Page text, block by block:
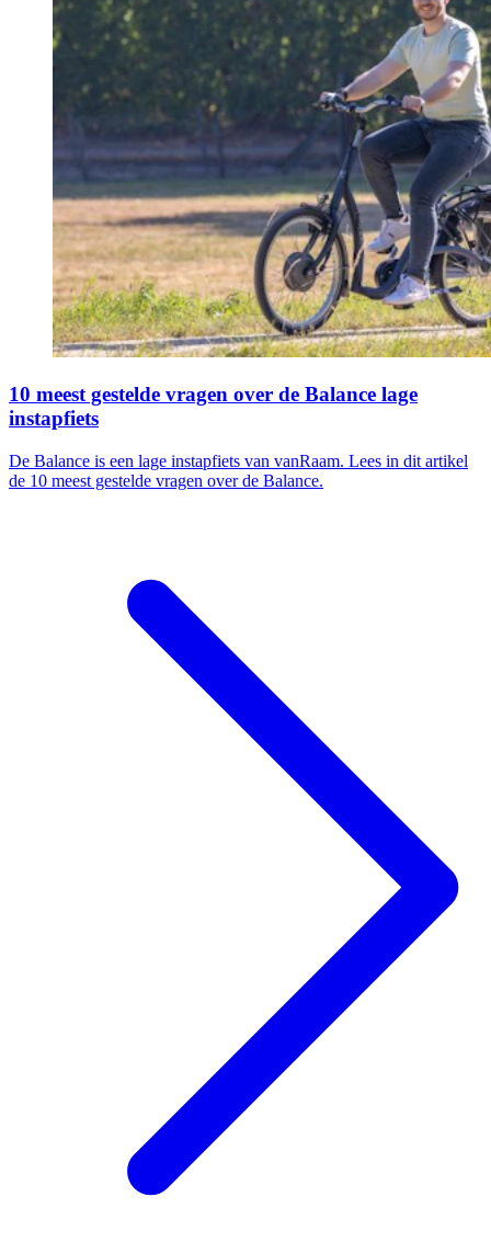
10 meest gestelde vragen over de Balance lage
instapfiets
De Balance is een lage instapfiets van vanRaam. Lees in dit artikel
de 10 meest gestelde vragen over de Balance.